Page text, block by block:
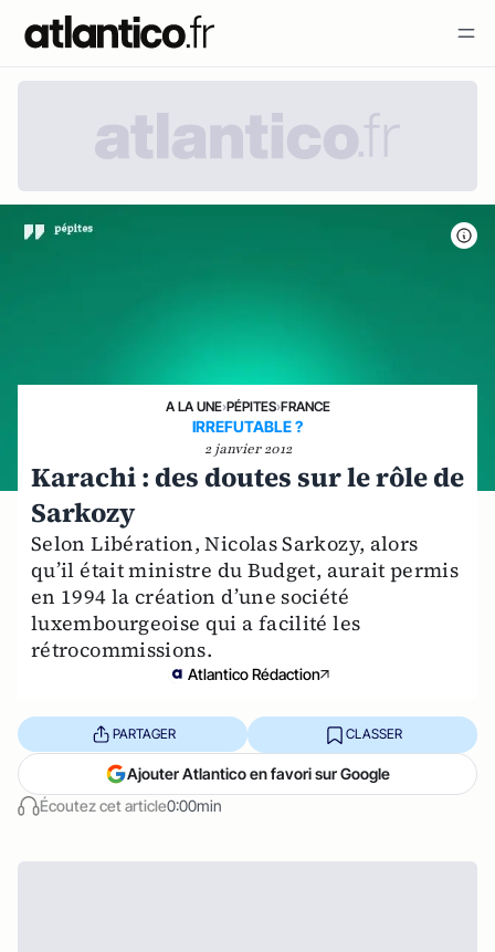
A LA UNE›PÉPITES›FRANCE
IRREFUTABLE ?
2 janvier 2012
Karachi : des doutes sur le rôle de
Sarkozy
Selon Libération, Nicolas Sarkozy, alors
qu’il était ministre du Budget, aurait permis
en 1994 la création d’une société
luxembourgeoise qui a facilité les
rétrocommissions.
Atlantico Rédaction
Écoutez cet article0:00min
PARTAGER CLASSER
Ajouter Atlantico en favori sur Google